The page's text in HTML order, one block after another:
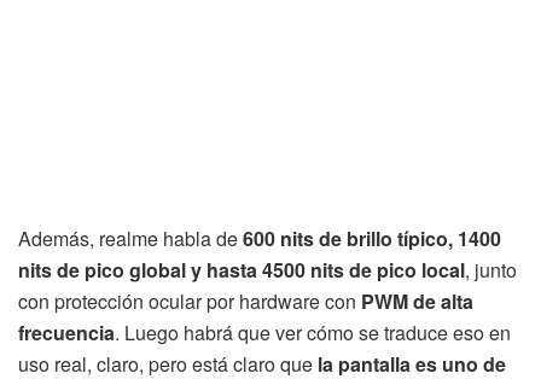
Además, realme habla de600 nits de brillo típico, 1400
nits de pico global y hasta 4500 nits de pico local, junto
con protección ocular por hardware con PWM de alta
frecuencia. Luego habrá que ver cómo se traduce eso en
uso real, claro, pero está claro que la pantalla es uno de